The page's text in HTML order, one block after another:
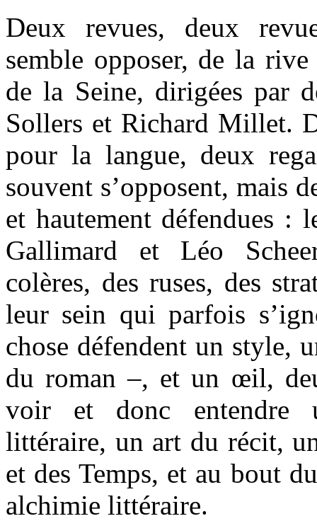
Deux revues, deux
semble opposer, de la
de la Seine, dirigées par
Sollers et Richard Millet.
pour la langue, deux
souvent s’opposent, mais
et hautement défendues :
Gallimard et Léo
colères, des ruses, des
leur sein qui parfois
chose défendent un style,
du roman –, et un œil,
voir et donc entendre
littéraire, un art du récit,
et des Temps, et au bout
alchimie littéraire.